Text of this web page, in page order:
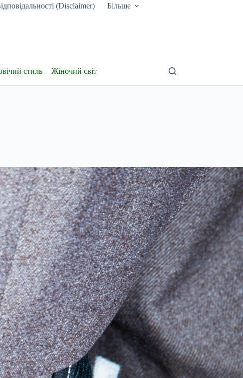
(Disclaimer) Більше
стиль Жіночий світ